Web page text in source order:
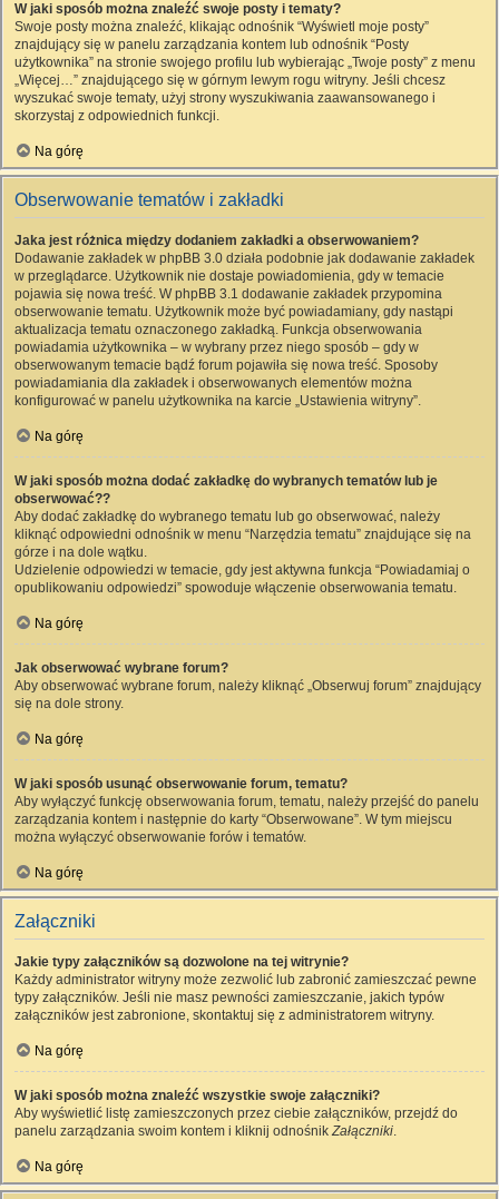
W jaki sposób można znaleźć swoje posty i tematy?
Swoje posty można znaleźć, klikając odnośnik “Wyświetl moje posty”
znajdujący się w panelu zarządzania kontem lub odnośnik “Posty
użytkownika” na stronie swojego profilu lub wybierając „Twoje posty” z menu
„Więcej…” znajdującego się w górnym lewym rogu witryny. Jeśli chcesz
wyszukać swoje tematy, użyj strony wyszukiwania zaawansowanego i
skorzystaj z odpowiednich funkcji.
Na górę
Obserwowanie tematów i zakładki
Jaka jest różnica między dodaniem zakładki a obserwowaniem?
Dodawanie zakładek w phpBB 3.0 działa podobnie jak dodawanie zakładek
w przeglądarce. Użytkownik nie dostaje powiadomienia, gdy w temacie
pojawia się nowa treść. W phpBB 3.1 dodawanie zakładek przypomina
obserwowanie tematu. Użytkownik może być powiadamiany, gdy nastąpi
aktualizacja tematu oznaczonego zakładką. Funkcja obserwowania
powiadamia użytkownika – w wybrany przez niego sposób – gdy w
obserwowanym temacie bądź forum pojawiła się nowa treść. Sposoby
powiadamiania dla zakładek i obserwowanych elementów można
konfigurować w panelu użytkownika na karcie „Ustawienia witryny”.
Na górę
W jaki sposób można dodać zakładkę do wybranych tematów lub je
obserwować??
Aby dodać zakładkę do wybranego tematu lub go obserwować, należy
kliknąć odpowiedni odnośnik w menu “Narzędzia tematu” znajdujące się na
górze i na dole wątku.
Udzielenie odpowiedzi w temacie, gdy jest aktywna funkcja “Powiadamiaj o
opublikowaniu odpowiedzi” spowoduje włączenie obserwowania tematu.
Na górę
Jak obserwować wybrane forum?
Aby obserwować wybrane forum, należy kliknąć „Obserwuj forum” znajdujący
się na dole strony.
Na górę
W jaki sposób usunąć obserwowanie forum, tematu?
Aby wyłączyć funkcję obserwowania forum, tematu, należy przejść do panelu
zarządzania kontem i następnie do karty “Obserwowane”. W tym miejscu
można wyłączyć obserwowanie forów i tematów.
Na górę
Załączniki
Jakie typy załączników są dozwolone na tej witrynie?
Każdy administrator witryny może zezwolić lub zabronić zamieszczać pewne
typy załączników. Jeśli nie masz pewności zamieszczanie, jakich typów
załączników jest zabronione, skontaktuj się z administratorem witryny.
Na górę
W jaki sposób można znaleźć wszystkie swoje załączniki?
Aby wyświetlić listę zamieszczonych przez ciebie załączników, przejdź do
panelu zarządzania swoim kontem i kliknij odnośnikZałączniki.
Na górę